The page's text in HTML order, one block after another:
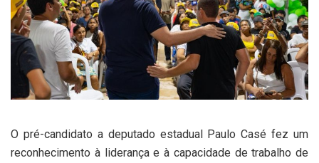
O pré-candidato a deputado estadual Paulo Casé fez um
reconhecimento à liderança e à capacidade de trabalho de